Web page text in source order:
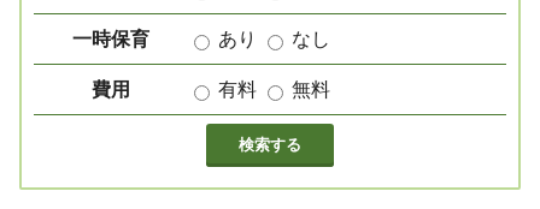
一時保育 あり なし
費用 有料 無料